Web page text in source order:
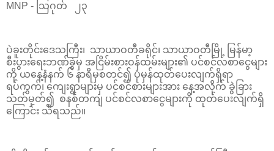
MNP - သြဂုတ် ၂၃
ပဲခူးတိုင်းဒေသကြီး၊ သာယာဝတီခရိုင်၊ သာယာဝတီမြို့ မြန်မာ့
စီးပွားရေးဘဏ်ခွဲမှ အငြိမ်းစားဝန်ထမ်းများ၏ ပင်စင်လစာငွေများ
ကို ယနေ့နံနက် ၆ နာရီမှစတင်၍ ပုံမှန်ထုတ်ပေးလျက်ရှိရာ
ရပ်ကွက်၊ ကျေးရွာများမှ ပင်စင်စားများအား နေ့အလိုက် ခွဲခြား
သတ်မှတ်၍ စနစ်တကျ ပင်စင်လစာငွေများကို ထုတ်ပေးလျက်ရှိ
ကြောင်း သိရသည်။